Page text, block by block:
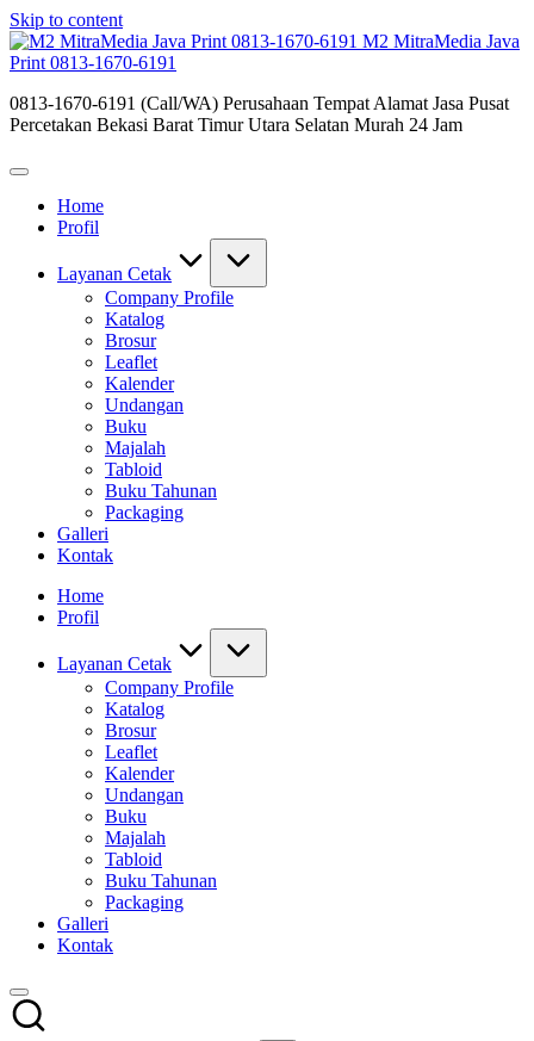
Skip to content
M2 MitraMedia Java
Print 0813-1670-6191
0813-1670-6191 (Call/WA) Perusahaan Tempat Alamat Jasa Pusat
Percetakan Bekasi Barat Timur Utara Selatan Murah 24 Jam
Home
Profil
Layanan Cetak
Company Profile
Katalog
Brosur
Leaflet
Kalender
Undangan
Buku
Majalah
Tabloid
Buku Tahunan
Packaging
Galleri
Kontak
Home
Profil
Layanan Cetak
Company Profile
Katalog
Brosur
Leaflet
Kalender
Undangan
Buku
Majalah
Tabloid
Buku Tahunan
Packaging
Galleri
Kontak